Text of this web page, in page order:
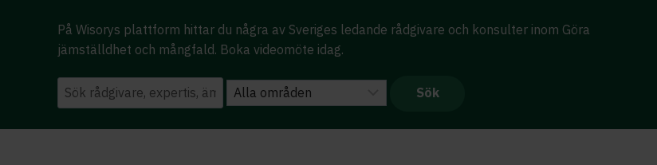
På Wisorys plattform hittar du några av Sveriges ledande rådgivare och konsulter inom Göra
jämställdhet och mångfald. Boka videomöte idag.